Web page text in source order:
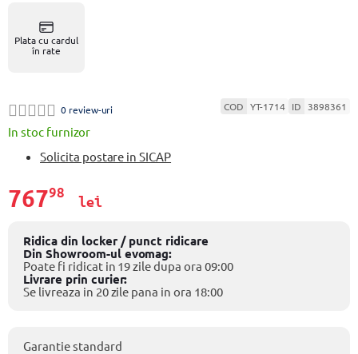
Plata cu cardul
în rate
0 review-uri COD YT-1714 ID 3898361
In stoc furnizor
Solicita postare in SICAP
76798
lei
Ridica din locker / punct ridicare
Din Showroom-ul evomag:
Poate fi ridicat in 19 zile dupa ora 09:00
Livrare prin curier:
Se livreaza in 20 zile pana in ora 18:00
Garantie standard